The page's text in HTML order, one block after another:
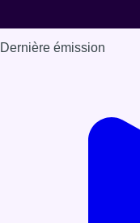
Dernière émission